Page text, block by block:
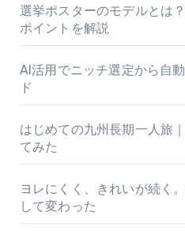
選挙ポスターのモデルとは
ポイントを解説
AI活用でニッチ選定から自
ド
はじめての九州長期一人旅
てみた
ヨレにくく、きれいが続く
して変わった